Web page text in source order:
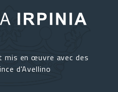
mis en œuvre avec des
d'Avellino